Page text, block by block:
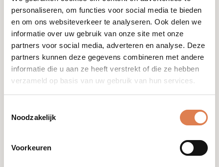
personaliseren, om functies voor social media te bieden
en om ons websiteverkeer te analyseren. Ook delen we
informatie over uw gebruik van onze site met onze
partners voor social media, adverteren en analyse. Deze
partners kunnen deze gegevens combineren met andere
informatie die u aan ze heeft verstrekt of die ze hebben
verzameld op basis van uw gebruik van hun services.
Noodzakelijk
Voorkeuren